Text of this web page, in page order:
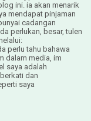
ini. ia akan menarik
mendapat pinjaman
cadangan
perlukan, besar, tulen
perlu tahu bahawa
dalam media, im
saya adalah
dan
saya